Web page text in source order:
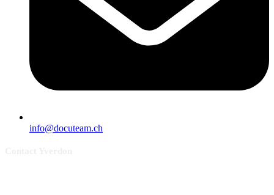
info@docuteam.ch